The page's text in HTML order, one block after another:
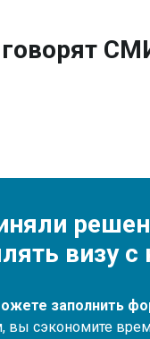
визу с
заполнить
вы сэкономите